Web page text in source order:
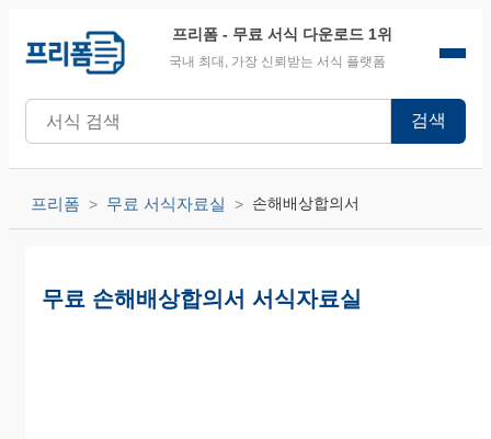
프리폼 - 무료 서식 다운로드 1위
국내 최대, 가장 신뢰받는 서식 플랫폼
검색
프리폼 무료 서식자료실 손해배상합의서
무료 손해배상합의서 서식자료실